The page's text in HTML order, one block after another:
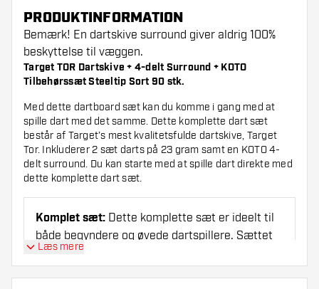
PRODUKTINFORMATION
Bemærk! En dartskive surround giver aldrig 100%
beskyttelse til væggen.
Target TOR Dartskive + 4-delt Surround + KOTO
Tilbehørssæt Steeltip Sort 90 stk.
Med dette dartboard sæt kan du komme i gang med at
spille dart med det samme. Dette komplette dart sæt
består af Target’s mest kvalitetsfulde dartskive, Target
Tor. Inkluderer 2 sæt darts på 23 gram samt en KOTO 4-
delt surround. Du kan starte med at spille dart direkte med
dette komplette dart sæt.
Komplet sæt: Dette komplette sæt er ideelt til
både begyndere og øvede dartspillere. Sættet
består af en professionel dartskive, surround af
høj kvalitet og et komplet sæt dartpile med
Læs mere